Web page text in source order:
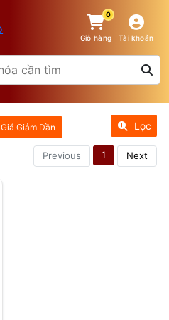
0
Giỏ hàng Tài khoản
Giá Giảm Dần Lọc
Previous 1 Next